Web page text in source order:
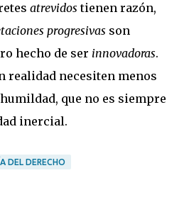
atrevidos tienen razón,
progresivas son
hecho de ser innovadoras.
realidad necesiten menos
que no es siempre
inercial.
DEL DERECHO